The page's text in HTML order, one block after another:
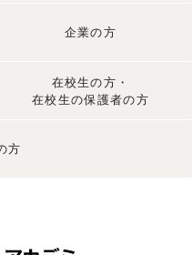
企業の方
在校生の方・
在校生の保護者の方
方